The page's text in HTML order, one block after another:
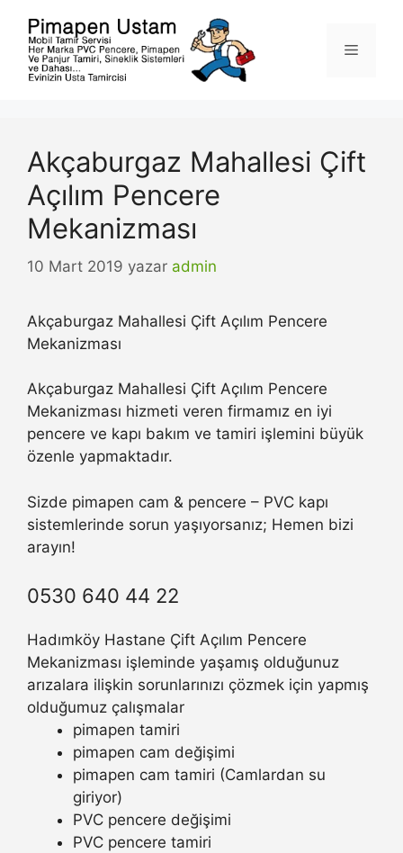
Menü
Akçaburgaz Mahallesi Çift
Açılım Pencere
Mekanizması
10 Mart 2019 yazar admin
Akçaburgaz Mahallesi Çift Açılım Pencere
Mekanizması
Akçaburgaz Mahallesi Çift Açılım Pencere
Mekanizması hizmeti veren firmamız en iyi
pencere ve kapı bakım ve tamiri işlemini büyük
özenle yapmaktadır.
Sizde pimapen cam & pencere – PVC kapı
sistemlerinde sorun yaşıyorsanız; Hemen bizi
arayın!
0530 640 44 22
Hadımköy Hastane Çift Açılım Pencere
Mekanizması işleminde yaşamış olduğunuz
arızalara ilişkin sorunlarınızı çözmek için yapmış
olduğumuz çalışmalar
pimapen tamiri
pimapen cam değişimi
pimapen cam tamiri (Camlardan su
giriyor)
PVC pencere değişimi
PVC pencere tamiri